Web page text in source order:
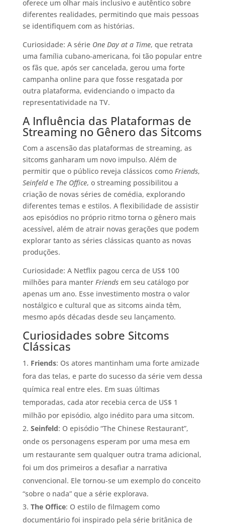
oferece um olhar mais inclusivo e autêntico sobre
diferentes realidades, permitindo que mais pessoas
se identifiquem com as histórias.
Curiosidade: A série One Day at a Time, que retrata
uma família cubano-americana, foi tão popular entre
os fãs que, após ser cancelada, gerou uma forte
campanha online para que fosse resgatada por
outra plataforma, evidenciando o impacto da
representatividade na TV.
A Influência das Plataformas de
Streaming no Gênero das Sitcoms
Com a ascensão das plataformas de streaming, as
sitcoms ganharam um novo impulso. Além de
permitir que o público reveja clássicos como Friends,
Seinfelde The Office, o streaming possibilitou a
criação de novas séries de comédia, explorando
diferentes temas e estilos. A flexibilidade de assistir
aos episódios no próprio ritmo torna o gênero mais
acessível, além de atrair novas gerações que podem
explorar tanto as séries clássicas quanto as novas
produções.
Curiosidade: A Netflix pagou cerca de US$ 100
milhões para manter Friendsem seu catálogo por
apenas um ano. Esse investimento mostra o valor
nostálgico e cultural que as sitcoms ainda têm,
mesmo após décadas desde seu lançamento.
Curiosidades sobre Sitcoms
Clássicas
Friends: Os atores mantinham uma forte amizade
fora das telas, e parte do sucesso da série vem dessa
química real entre eles. Em suas últimas
temporadas, cada ator recebia cerca de US$ 1
milhão por episódio, algo inédito para uma sitcom.
Seinfeld: O episódio “The Chinese Restaurant”,
onde os personagens esperam por uma mesa em
um restaurante sem qualquer outra trama adicional,
foi um dos primeiros a desafiar a narrativa
convencional. Ele tornou-se um exemplo do conceito
“sobre o nada” que a série explorava.
The Office: O estilo de filmagem como
documentário foi inspirado pela série britânica de